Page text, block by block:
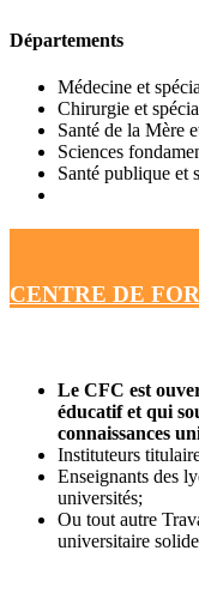
Départements
Médecine et
Chirurgie et
Santé de la Mère
Sciences
Santé publique et
CENTRE DE
Le CFC est
éducatif et qui
connaissances
Instituteurs
Enseignants des
universités;
Ou tout autre
universitaire